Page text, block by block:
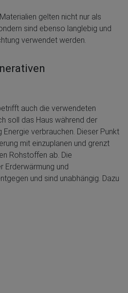
gelten nicht nur als
sind ebenso langlebig und
verwendet werden.
auch die verwendeten
soll das Haus während der
verbrauchen. Dieser Punkt
mit einzuplanen und grenzt
Rohstoffen ab. Die
Erderwärmung und
und sind unabhängig. Dazu